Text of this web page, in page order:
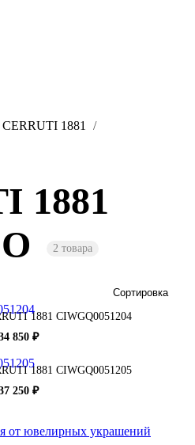
CERRUTI 1881
1881
2 товара
Сортировка
1881 CIWGQ0051204
850 ₽
1881 CIWGQ0051205
250 ₽